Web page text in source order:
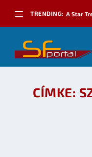
TRENDING: A Star
CÍMKE: